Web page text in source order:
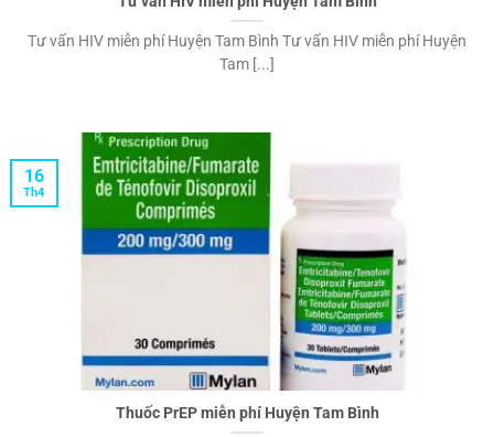
Tư vấn HIV miễn phí Huyện Tam Bình Tư vấn HIV miễn phí Huyện
Tam [...]
Thuốc PrEP miễn phí Huyện Tam Bình
16
Th4